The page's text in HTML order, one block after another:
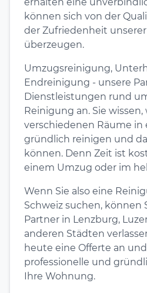
können sich von der
der Zufriedenheit
überzeugen.
Umzugsreinigung,
Endreinigung - unsere
Dienstleistungen rund
Reinigung an. Sie wissen,
verschiedenen Räume in
gründlich reinigen und
können. Denn Zeit ist
einem Umzug oder im
Wenn Sie also eine
Schweiz suchen, können
Partner in Lenzburg,
anderen Städten
heute eine Offerte an
professionelle und
Ihre Wohnung.